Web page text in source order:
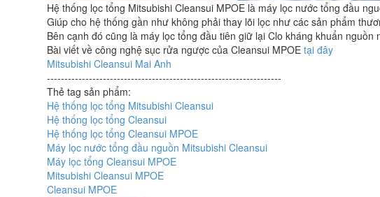
Hệ thống lọc tổng Mitsubishi Cleansui MPOE là máy lọc nước tổng đầu
Giúp cho hệ thống gần như không phải thay lõi lọc như các sản phẩm
Bên cạnh đó cũng là máy lọc tổng đầu tiên giữ lại Clo kháng khuẩn nguồn
Bài viết về công nghệ sục rửa ngược của Cleansui MPOE tại đây
Mitsubishi Cleansui Mai Anh
-------------------------------------------------------------------
Thẻ tag sản phẩm:
Hệ thống lọc tổng Mitsubishi Cleansui
Hệ thống lọc tổng Cleansui
Hệ thống lọc tổng Cleansui MPOE
Máy lọc nước tổng đầu nguồn Mitsubishi Cleansui
Máy lọc tổng Cleansui MPOE
Mitsubishi Cleansui MPOE
Cleansui MPOE